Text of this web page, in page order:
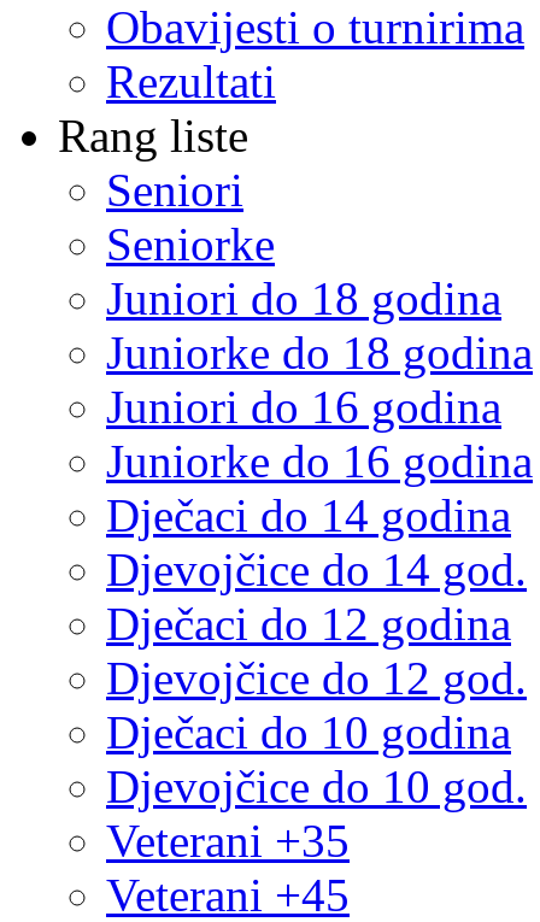
Obavijesti o turnirima
Rezultati
Rang liste
Seniori
Seniorke
Juniori do 18 godina
Juniorke do 18 godina
Juniori do 16 godina
Juniorke do 16 godina
Dječaci do 14 godina
Djevojčice do 14 god.
Dječaci do 12 godina
Djevojčice do 12 god.
Dječaci do 10 godina
Djevojčice do 10 god.
Veterani +35
Veterani +45